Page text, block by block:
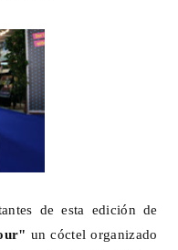
de esta edición de
un cóctel organizado